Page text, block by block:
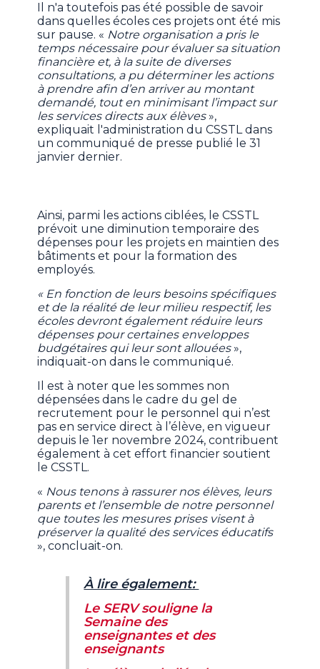
Il n'a toutefois pas été possible de savoir
dans quelles écoles ces projets ont été mis
sur pause. « Notre organisation a pris le
temps nécessaire pour évaluer sa situation
financière et, à la suite de diverses
consultations, a pu déterminer les actions
à prendre afin d’en arriver au montant
demandé, tout en minimisant l’impact sur
les services directs aux élèves»,
expliquait l'administration du CSSTL dans
un communiqué de presse publié le 31
janvier dernier.
Ainsi, parmi les actions ciblées, le CSSTL
prévoit une diminution temporaire des
dépenses pour les projets en maintien des
bâtiments et pour la formation des
employés.
« En fonction de leurs besoins spécifiques
et de la réalité de leur milieu respectif, les
écoles devront également réduire leurs
dépenses pour certaines enveloppes
budgétaires qui leur sont allouées»,
indiquait-on dans le communiqué.
Il est à noter que les sommes non
dépensées dans le cadre du gel de
recrutement pour le personnel qui n’est
pas en service direct à l’élève, en vigueur
depuis le 1er novembre 2024, contribuent
également à cet effort financier soutient
le CSSTL.
« Nous tenons à rassurer nos élèves, leurs
parents et l’ensemble de notre personnel
que toutes les mesures prises visent à
préserver la qualité des services éducatifs
», concluait-on.
À lire également:
Le SERV souligne la
Semaine des
enseignantes et des
enseignants